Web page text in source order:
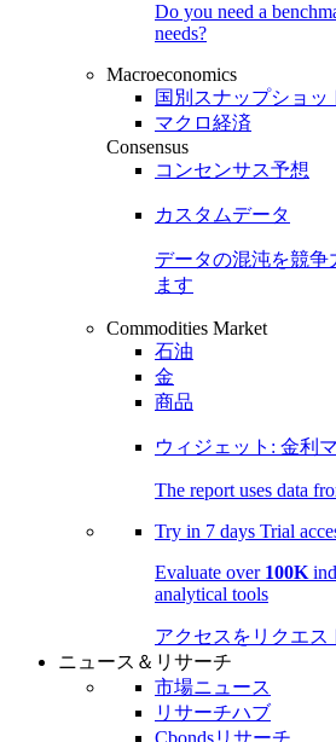
Do you need a
needs?
Macroeconomics
国別スナップショッ
マクロ経済
Consensus
コンセンサス予想
カスタムデータ
データの混沌を競争
ます
Commodities Market
石油
金
商品
ウィジェット: 金利
The report uses data
Try in 7 days Trial
Evaluate over 100K
analytical tools
アクセスをリクエス
ニュース＆リサーチ
市場ニュース
リサーチハブ
Cbondsリサーチ